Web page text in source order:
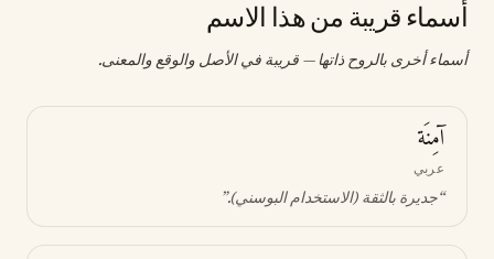
أسماء قريبة من هذا الاسم
أسماء أخرى بالروح ذاتها — قريبة في الأصل والوقع والمعنى.
آمِنَة
عربي
“جديرة بالثقة (الاستخدام البوسني).”